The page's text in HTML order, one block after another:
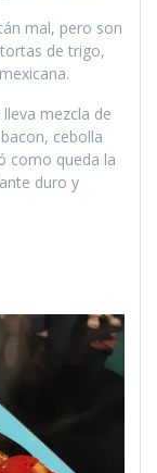
mal, pero son
de trigo,
mezcla de
cebolla
como queda la
duro y